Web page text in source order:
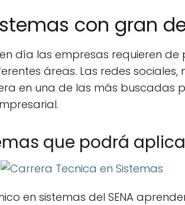
con gran
día las empresas requieren
áreas. Las redes
en una de las más buscadas
que podrá
en sistemas del SENA